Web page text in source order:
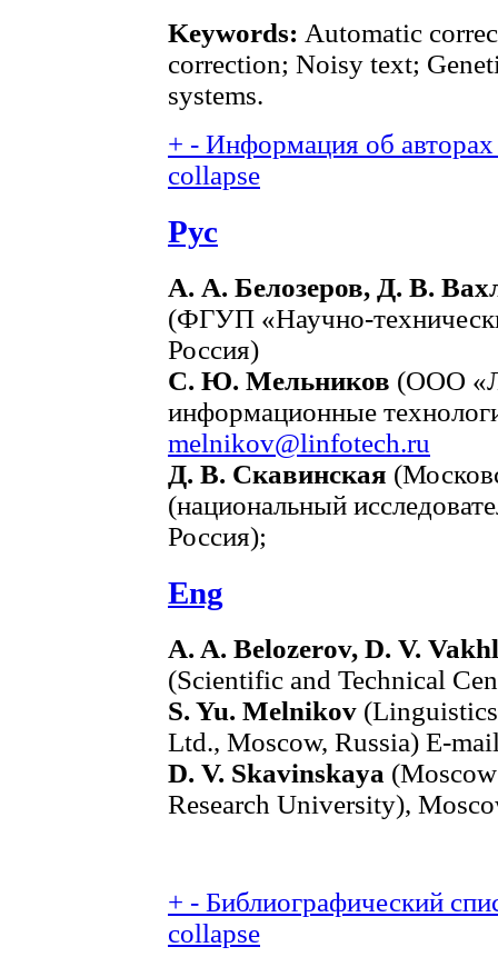
Keywords: Automatic
correction; Noisy text;
systems.
+ - Информация об
collapse
Рус
А. А. Белозеров, Д. В.
(ФГУП «Научно-
Россия)
С. Ю. Мельников (ООО
информационные
melnikov@linfotech.ru
Д. В. Скавинская
(национальный
Россия);
Eng
A. A. Belozerov, D. V.
(Scientific and Technical
S. Yu. Melnikov
Ltd., Moscow, Russia) E-
D. V. Skavinskaya
Research University),
+ - Библиографический
collapse